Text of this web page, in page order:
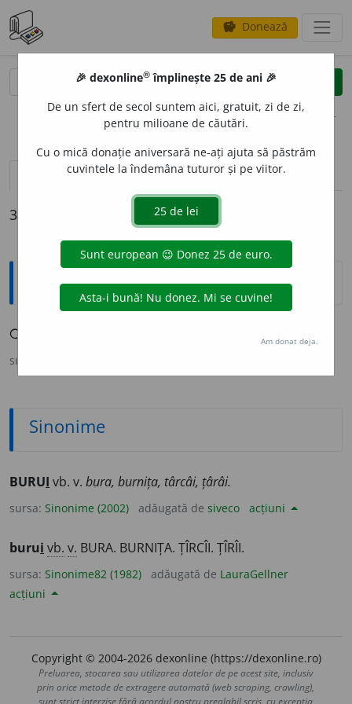
savings Donează
clear
opțiuni
definiții (3) conjugări
3 definiții pentru burui
Explicative DEX
❍BURU
sursa:
Sinonime
BURUI vb. v. bura, burnița, târcâi, țârâi.
sursa: Sinonime (2002) adăugată de siveco acțiuni
burui vb. v. BURA. BURNIȚA. ȚÎRCÎI. ȚÎRÎI.
sursa: Sinonime82 (1982) adăugată de LauraGellner
acțiuni
Copyright © 2004-2026 dexonline (https://dexonline.ro)
Preluarea, stocarea sau utilizarea datelor de pe acest site, inclusiv
prin orice metode de extragere automată (web scraping, crawling),
sunt strict interzise fără acordul nostru prealabil scris, cu excepția
🎉 dexonline® împlinește 25 de ani 🎉
De un sfert de secol suntem aici, gratuit, zi de zi,
pentru milioane de căutări.
Cu o mică donație aniversară ne-ați ajuta să păstrăm
cuvintele la îndemâna tuturor și pe viitor.
Am donat deja.